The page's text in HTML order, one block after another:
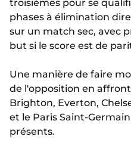
troisièmes pour se
phases à élimination
sur un match sec, avec
but si le score est de
Une manière de faire
de l'opposition en
Brighton, Everton,
et le Paris Saint-
présents.